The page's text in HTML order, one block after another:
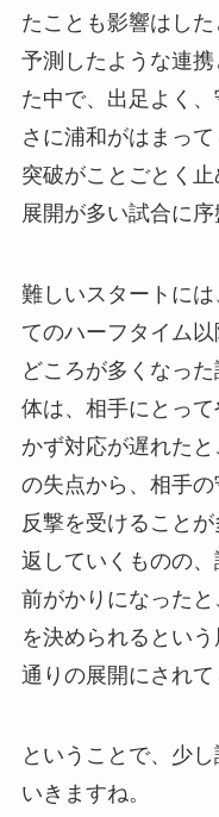
たことも影響はし
予測したような連
た中で、出足よく
さに浦和がはまっ
突破がことごとく
展開が多い試合に序
難しいスタートに
てのハーフタイム
どころが多くなっ
体は、相手にとっ
かず対応が遅れた
の失点から、相手の
反撃を受けること
返していくものの、
前がかりになった
を決められるとい
通りの展開にされて
ということで、少
いきますね。